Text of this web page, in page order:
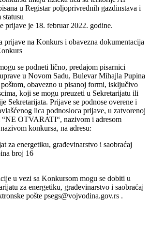
u Registar poljoprivrednih gazdinstava i
statusu
prijave je 18. februar 2022. godine.
prijave na Konkurs i obavezna dokumentacija
se podneti lično, predajom pisarnici
u Novom Sadu, Bulevar Mihajla Pupina
obavezno u pisanoj formi, isključivo
koji se mogu preuzeti u Sekretarijatu ili
Sekretarijata. Prijave se podnose overene i
lica podnosioca prijave, u zatvorenoj
“NE OTVARATI“, nazivom i adresom
konkursa, na adresu:
za energetiku, građevinarstvo i saobraćaj
broj 16
u vezi sa Konkursom mogu se dobiti u
za energetiku, građevinarstvo i saobraćaj
pošte psegs@vojvodina.gov.rs .